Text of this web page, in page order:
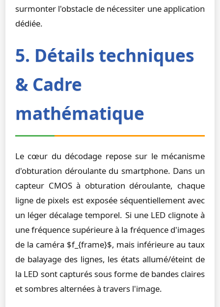
surmonter l'obstacle de nécessiter une application
dédiée.
5. Détails techniques
& Cadre
mathématique
Le cœur du décodage repose sur le mécanisme
d'obturation déroulante du smartphone. Dans un
capteur CMOS à obturation déroulante, chaque
ligne de pixels est exposée séquentiellement avec
un léger décalage temporel. Si une LED clignote à
une fréquence supérieure à la fréquence d'images
de la caméra $f_{frame}$, mais inférieure au taux
de balayage des lignes, les états allumé/éteint de
la LED sont capturés sous forme de bandes claires
et sombres alternées à travers l'image.